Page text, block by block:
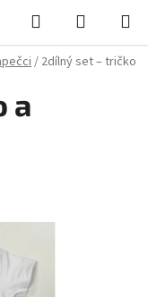
Hledat
KOŠÍK
/ 2dílný set – tričko
a